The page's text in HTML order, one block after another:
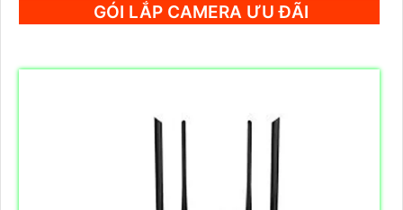
GÓI LẮP CAMERA ƯU ĐÃI